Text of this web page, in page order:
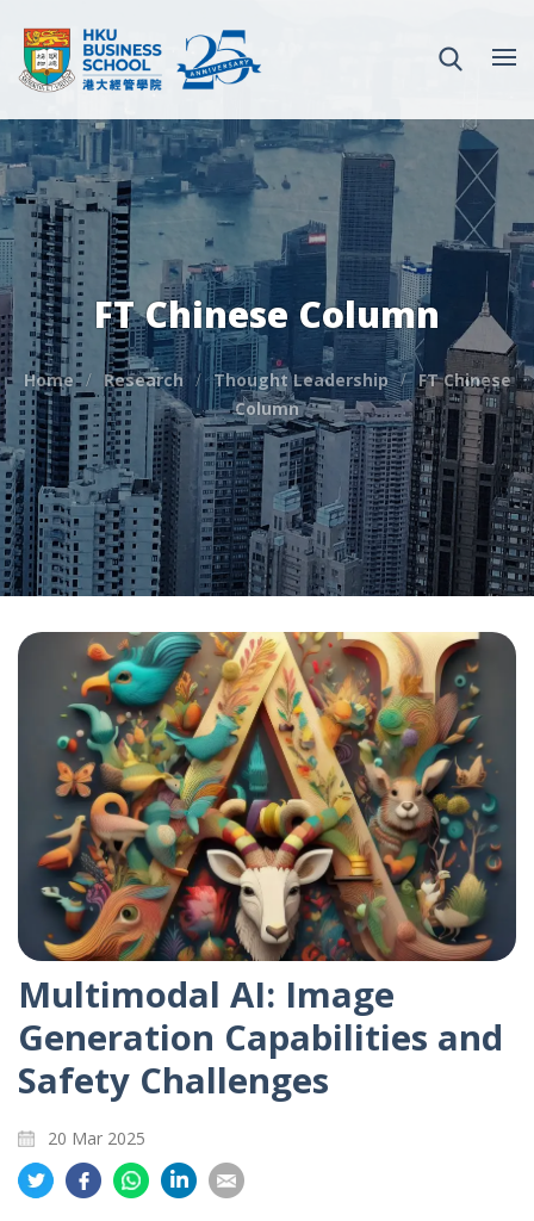
FT Chinese Column
Home Research Thought Leadership
FT Chinese
Column
​Multimodal AI: Image
Generation Capabilities and
Safety Challenges
20 Mar 2025
Share
on
Share
on
Share
on
on
on